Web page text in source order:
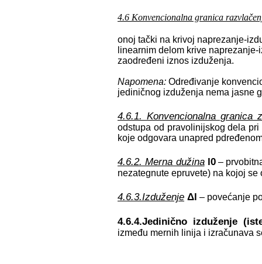
4.6 Konvencionalna granica
onoj tački na krivoj naprezanje-
linearnim delom krive
zaodređeni iznos izduženja.
Napomena: Određivanje
jediničnog izduženja nema jasne
4.6.1. Konvencionalna granica
odstupa od pravolinijskog dela
koje odgovara unapred
4.6.2. Merna dužinal0–
nezategnute epruvete) na kojoj
4.6.3.Izduženje Δl – povećanje
4.6.4.Jedinično izduženje
između mernih linija i izračunava